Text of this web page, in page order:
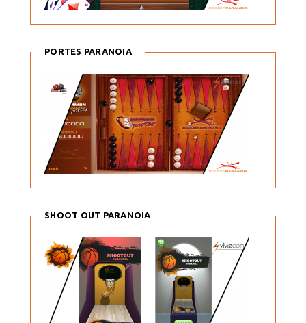
PORTES PARANOIA
SHOOT OUT PARANOIA